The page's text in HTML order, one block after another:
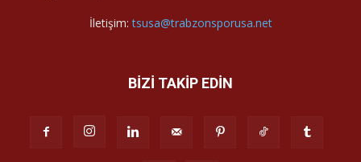
İletişim:tsusa@trabzonsporusa.net
BİZİ TAKİP EDİN